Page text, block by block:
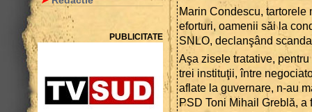
PUBLICITATE
Marin Condescu,
eforturi, oamenii săi la
SNLO, declanşând
Aşa zisele tratative,
trei instituţii, între
aflate la guvernare, n-au
PSD Toni Mihail Greblă,